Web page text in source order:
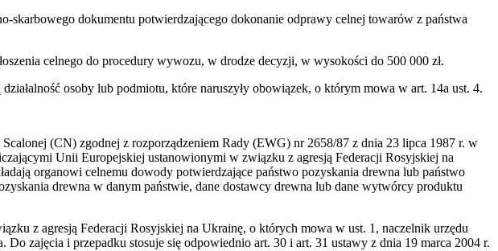
dokumentu potwierdzającego dokonanie odprawy celnej towarów z państwa
celnego do procedury wywozu, w drodze decyzji, w wysokości do 500 000 zł.
osoby lub podmiotu, które naruszyły obowiązek, o którym mowa w art. 14a ust. 4.
(CN) zgodnej z rozporządzeniem Rady (EWG) nr 2658/87 z dnia 23 lipca 1987 r. w
Unii Europejskiej ustanowionymi w związku z agresją Federacji Rosyjskiej na
organowi celnemu dowody potwierdzające państwo pozyskania drewna lub państwo
drewna w danym państwie, dane dostawcy drewna lub dane wytwórcy produktu
z agresją Federacji Rosyjskiej na Ukrainę, o których mowa w ust. 1, naczelnik urzędu
zajęcia i przepadku stosuje się odpowiednio art. 30 i art. 31 ustawy z dnia 19 marca 2004 r.